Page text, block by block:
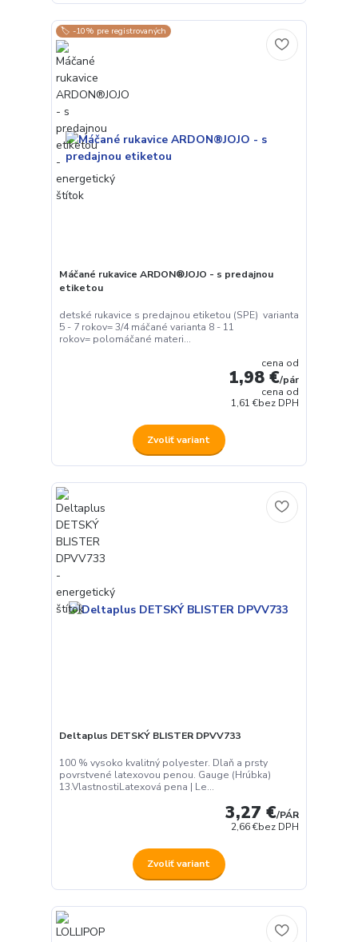
🏷️ -10% pre registrovaných
Máčané rukavice ARDON®JOJO - s predajnou
etiketou
detské rukavice s predajnou etiketou (SPE) varianta
5 - 7 rokov= 3/4 máčané varianta 8 - 11
rokov= polomáčané materi...
cena od
1,98 €/pár
cena od
1,61 €bez DPH
Zvoliť variant
Deltaplus DETSKÝ BLISTER DPVV733
100 % vysoko kvalitný polyester. Dlaň a prsty
povrstvené latexovou penou. Gauge (Hrúbka)
13.VlastnostiLatexová pena | Le...
3,27 €/PÁR
2,66 €bez DPH
Zvoliť variant